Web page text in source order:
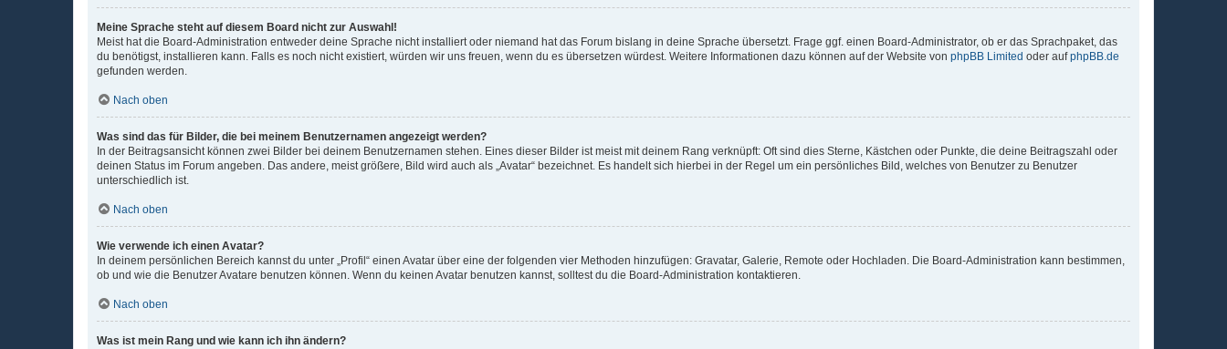
Meine Sprache steht auf diesem Board nicht zur Auswahl!
Meist hat die Board-Administration entweder deine Sprache nicht installiert oder niemand hat das Forum bislang in deine Sprache übersetzt. Frage ggf. einen Board-Administrator, ob er das Sprachpaket, das
du benötigst, installieren kann. Falls es noch nicht existiert, würden wir uns freuen, wenn du es übersetzen würdest. Weitere Informationen dazu können auf der Website von phpBB Limited oder aufphpBB.de
gefunden werden.
Nach oben
Was sind das für Bilder, die bei meinem Benutzernamen angezeigt werden?
In der Beitragsansicht können zwei Bilder bei deinem Benutzernamen stehen. Eines dieser Bilder ist meist mit deinem Rang verknüpft: Oft sind dies Sterne, Kästchen oder Punkte, die deine Beitragszahl oder
deinen Status im Forum angeben. Das andere, meist größere, Bild wird auch als „Avatar“ bezeichnet. Es handelt sich hierbei in der Regel um ein persönliches Bild, welches von Benutzer zu Benutzer
unterschiedlich ist.
Nach oben
Wie verwende ich einen Avatar?
In deinem persönlichen Bereich kannst du unter „Profil“ einen Avatar über eine der folgenden vier Methoden hinzufügen: Gravatar, Galerie, Remote oder Hochladen. Die Board-Administration kann bestimmen,
ob und wie die Benutzer Avatare benutzen können. Wenn du keinen Avatar benutzen kannst, solltest du die Board-Administration kontaktieren.
Nach oben
Was ist mein Rang und wie kann ich ihn ändern?